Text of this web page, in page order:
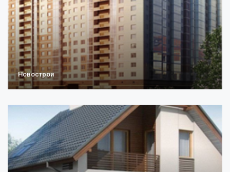
Новострои